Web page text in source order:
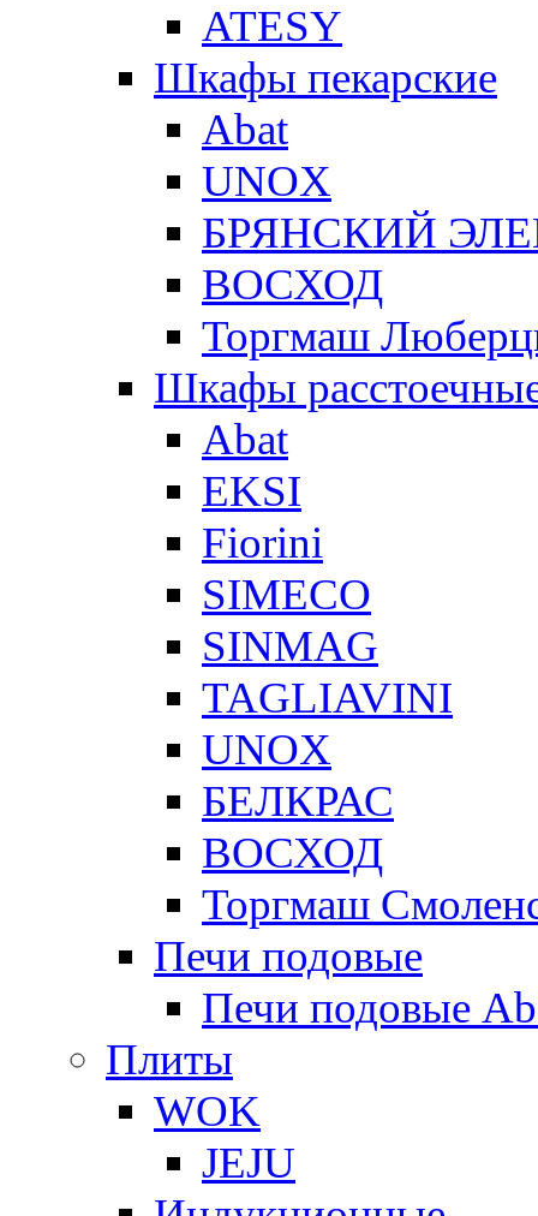
ATESY
Шкафы пекарские
Abat
UNOX
БРЯНСКИЙ
ВОСХОД
Торгмаш
Шкафы
Abat
EKSI
Fiorini
SIMECO
SINMAG
TAGLIAVINI
UNOX
БЕЛКРАС
ВОСХОД
Торгмаш
Печи подовые
Печи подовые
Плиты
WOK
JEJU